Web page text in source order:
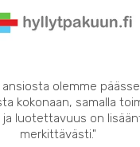
olemme
kokonaan, samalla
ja luotettavuus on
merkittävästi."